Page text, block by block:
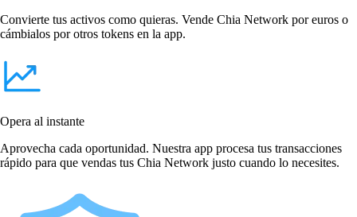
Convierte tus activos como quieras. Vende Chia Network por euros o
cámbialos por otros tokens en la app.
Opera al instante
Aprovecha cada oportunidad. Nuestra app procesa tus transacciones
rápido para que vendas tus Chia Network justo cuando lo necesites.